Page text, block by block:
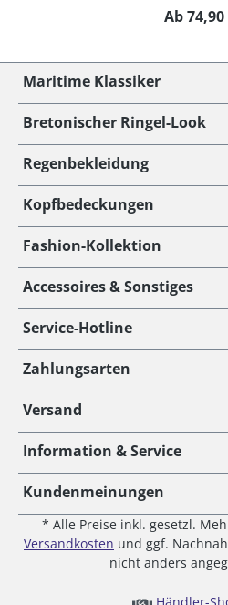
Ab
Maritime Klassiker
Bretonischer Ringel-Look
Regenbekleidung
Kopfbedeckungen
Fashion-Kollektion
Accessoires & Sonstiges
Service-Hotline
Zahlungsarten
Versand
Information & Service
Kundenmeinungen
* Alle Preise inkl. gesetzl.
Versandkosten und ggf.
nicht anders